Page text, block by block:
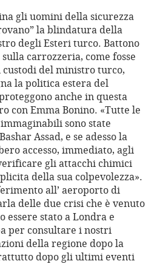
gli uomini della sicurezza
la blindatura della
degli Esteri turco. Battono
carrozzeria, come fosse
custodi del ministro turco,
la politica estera del
anche in questa
con Emma Bonino. «Tutte le
sono state
Assad, e se adesso la
accesso, immediato, agli
gli attacchi chimici
della sua colpevolezza».
all’ aeroporto di
delle due crisi che è venuto
essere stato a Londra e
per consultare i nostri
della regione dopo la
dopo gli ultimi eventi